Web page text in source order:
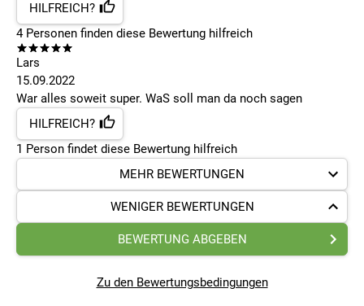
HILFREICH?
4Personen finden diese Bewertung hilfreich
Lars
15.09.2022
War alles soweit super. WaS soll man da noch sagen
HILFREICH?
1 Person findet diese Bewertung hilfreich
MEHR BEWERTUNGEN
WENIGER BEWERTUNGEN
BEWERTUNG ABGEBEN
Zu den Bewertungsbedingungen